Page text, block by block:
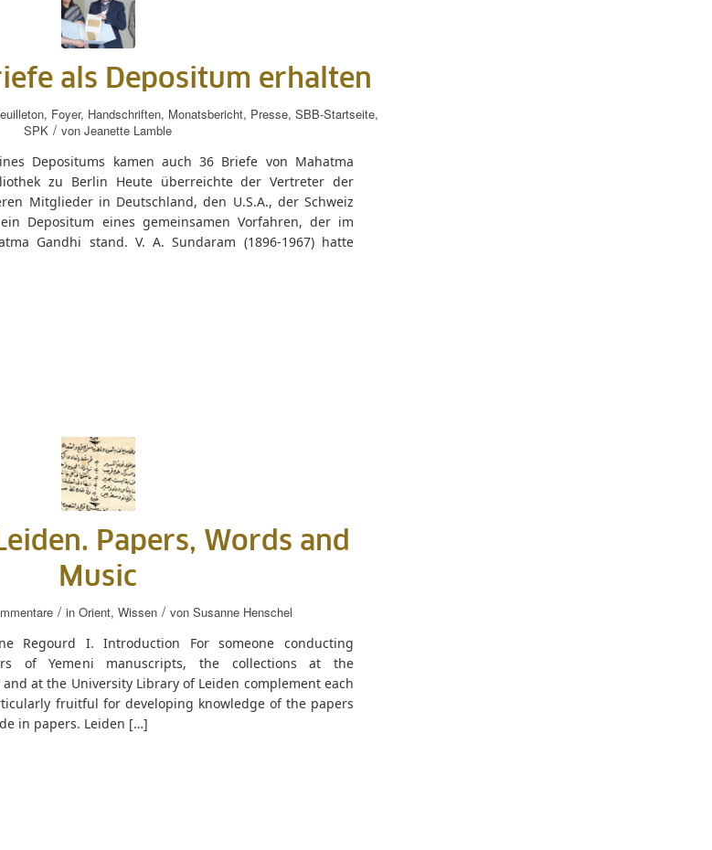
als Depositum erhalten
, Foyer, Handschriften, Monatsbericht, Presse, SBB-Startseite,
SPK / von Jeanette Lamble
Depositums kamen auch 36 Briefe von Mahatma
zu Berlin Heute überreichte der Vertreter der
Mitglieder in Deutschland, den U.S.A., der Schweiz
Depositum eines gemeinsamen Vorfahren, der im
Gandhi stand. V. A. Sundaram (1896-1967) hatte
Papers, Words and
Music
/ in Orient, Wissen / von Susanne Henschel
Regourd I. Introduction For someone conducting
of Yemeni manuscripts, the collections at the
at the University Library of Leiden complement each
fruitful for developing knowledge of the papers
in papers. Leiden […]